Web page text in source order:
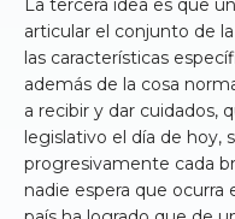
La tercera idea es que
articular el conjunto de
las características
además de la cosa
a recibir y dar cuidados,
legislativo el día de hoy,
progresivamente cada
nadie espera que